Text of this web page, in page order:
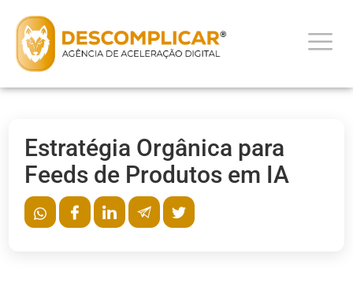
Estratégia Orgânica para
Feeds de Produtos em IA